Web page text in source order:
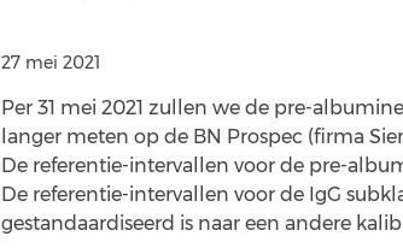
27 mei 2021
Per 31 mei 2021 zullen we de pre-
langer meten op de BN Prospec (firma
De referentie-intervallen voor de pre-
De referentie-intervallen voor de IgG
gestandaardiseerd is naar een andere